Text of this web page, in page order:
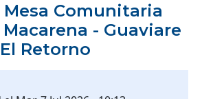
Comunitaria
- Guaviare
Retorno